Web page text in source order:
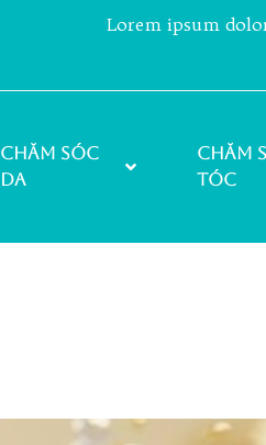
Lorem ipsum
Chăm sóc
da
Chăm
tóc